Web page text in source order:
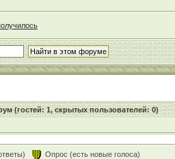
(гостей: 1, скрытых пользователей: 0)
Опрос (есть новые голоса)